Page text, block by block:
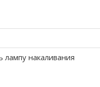
лампу накаливания